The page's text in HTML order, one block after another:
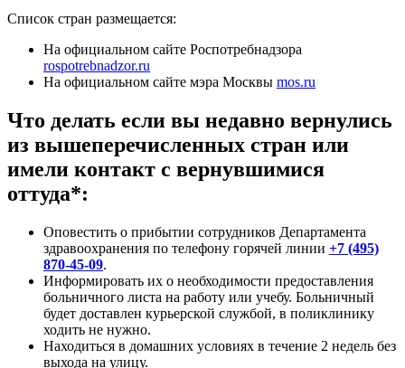
Список стран размещается:
На официальном сайте Роспотребнадзора
rospotrebnadzor.ru
На официальном сайте мэра Москвы mos.ru
Что делать если вы недавно вернулись
из вышеперечисленных стран или
имели контакт с вернувшимися
оттуда*:
Оповестить о прибытии сотрудников Департамента
здравоохранения по телефону горячей линии +7 (495)
870-45-09.
Информировать их о необходимости предоставления
больничного листа на работу или учебу. Больничный
будет доставлен курьерской службой, в поликлинику
ходить не нужно.
Находиться в домашних условиях в течение 2 недель без
выхода на улицу.